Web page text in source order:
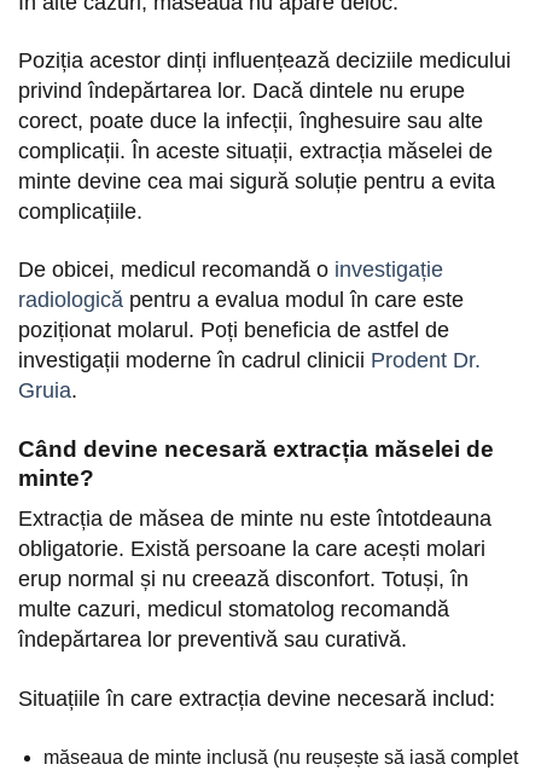
Poziția acestor dinți influențează deciziile medicului
privind îndepărtarea lor. Dacă dintele nu erupe
corect, poate duce la infecții, înghesuire sau alte
complicații. În aceste situații, extracția măselei de
minte devine cea mai sigură soluție pentru a evita
complicațiile.
De obicei, medicul recomandă o investigație
radiologică pentru a evalua modul în care este
poziționat molarul. Poți beneficia de astfel de
investigații moderne în cadrul clinicii Prodent Dr.
Gruia.
Când devine necesară extracția măselei de
minte?
Extracția de măsea de minte nu este întotdeauna
obligatorie. Există persoane la care acești molari
erup normal și nu creează disconfort. Totuși, în
multe cazuri, medicul stomatolog recomandă
îndepărtarea lor preventivă sau curativă.
Situațiile în care extracția devine necesară includ:
măseaua de minte inclusă (nu reușește să iasă complet